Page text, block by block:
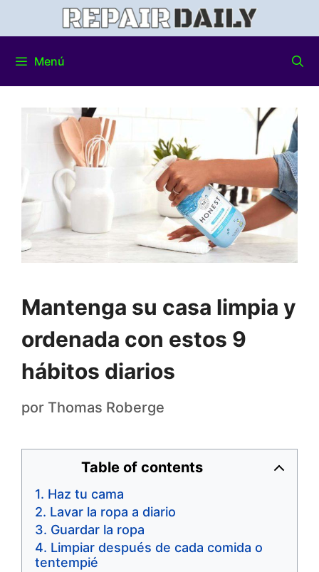
Menú
Mantenga su casa limpia y
ordenada con estos 9
hábitos diarios
por Thomas Roberge
Table of contents
Haz tu cama
Lavar la ropa a diario
Guardar la ropa
Limpiar después de cada comida o
tentempié